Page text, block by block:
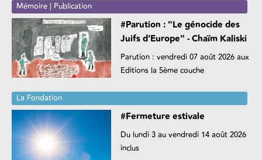
Mémoire | Publication
#Parution : "Le génocide des
Juifs d'Europe" - Chaïm Kaliski
Parution : vendredi 07 août 2026 aux
Editions la 5ème couche
La Fondation
#Fermeture estivale
Du lundi 3 au vendredi 14 août 2026
inclus